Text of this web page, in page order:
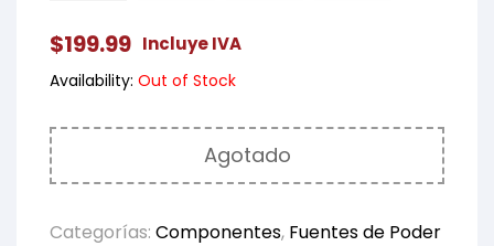
$199.99 Incluye IVA
Availability: Out of Stock
Agotado
Categorías: Componentes, Fuentes de Poder